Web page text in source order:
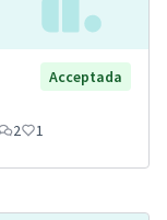
Acceptada
2 1